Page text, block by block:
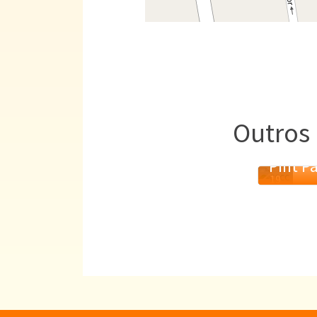
Outros
19
Pint